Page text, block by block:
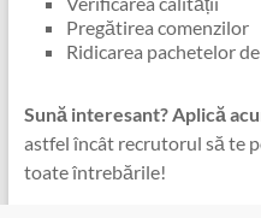
Pregătirea comenzilor
Ridicarea pachetelor
Sună interesant? Aplică
astfel încât recrutorul să te
toate întrebările!